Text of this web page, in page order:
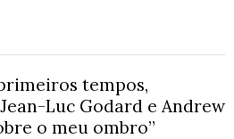
tempos,
Luc Godard e Andrew
o meu ombro”